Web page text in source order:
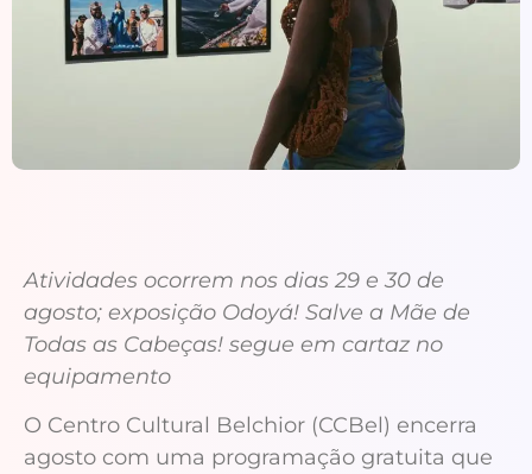
Atividades ocorrem nos dias 29 e 30 de
agosto; exposição Odoyá! Salve a Mãe de
Todas as Cabeças! segue em cartaz no
equipamento
O Centro Cultural Belchior (CCBel) encerra
agosto com uma programação gratuita que